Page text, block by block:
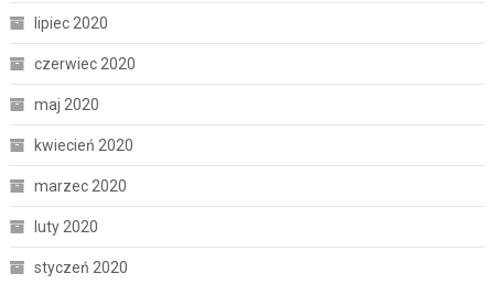
lipiec 2020
czerwiec 2020
maj 2020
kwiecień 2020
marzec 2020
luty 2020
styczeń 2020